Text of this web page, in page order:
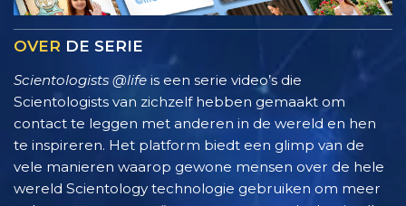
OVER DE SERIE
Scientologists @life is een serie video’s die
Scientologists van zichzelf hebben gemaakt om
contact te leggen met anderen in de wereld en hen
te inspireren. Het platform biedt een glimp van de
vele manieren waarop gewone mensen over de hele
wereld Scientology technologie gebruiken om meer